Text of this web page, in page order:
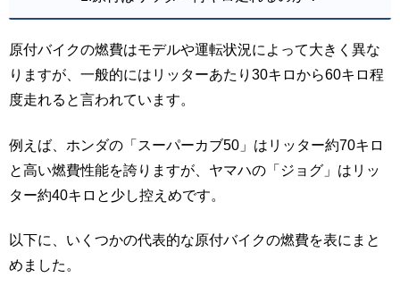
原付バイクの燃費はモデルや運転状況によって大きく異な
りますが、一般的にはリッターあたり30キロから60キロ程
度走れると言われています。
例えば、ホンダの「スーパーカブ50」はリッター約70キロ
と高い燃費性能を誇りますが、ヤマハの「ジョグ」はリッ
ター約40キロと少し控えめです。
以下に、いくつかの代表的な原付バイクの燃費を表にまと
めました。